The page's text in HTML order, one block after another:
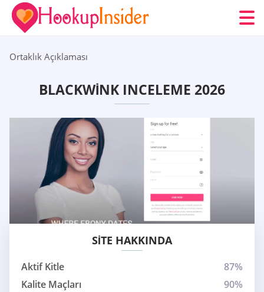
Ortaklık Açıklaması
BLACKWINK INCELEME 2026
SITE HAKKINDA
Aktif Kitle
87%
Kalite Maçları
90%